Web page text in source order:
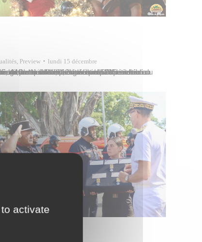
Preview lundi 15 décembre
nouvelle fois invitée au cœur de la capitale à l’occasion de la 15e édition du Grand Marché de Noël, organisée par l’association Papeete Centre-Ville, présidée par Sébastien Bouzard, les vendredi 12 et samedi 13 décembre 2025, en partenariat avec la Ville de Papeete. L’événement a été officiellement ouvert vendredi…
activate